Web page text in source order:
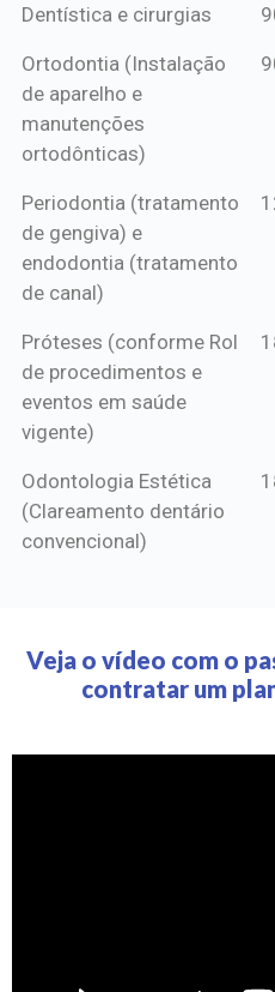
Dentística e cirurgias
Ortodontia (Instalação
de aparelho e
manutenções
ortodônticas)
Periodontia (tratamento
de gengiva) e
endodontia (tratamento
de canal)
Próteses (conforme Rol
de procedimentos e
eventos em saúde
vigente)
Odontologia Estética
(Clareamento dentário
convencional)
Veja o vídeo com o
contratar um